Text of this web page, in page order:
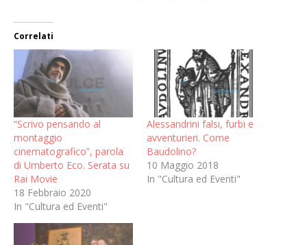
Correlati
“Scrivo pensando al
montaggio
cinematografico”, parola
di Umberto Eco. Serata su
Rai Movie
18 Febbraio 2020
In "Cultura ed Eventi"
Alessandrini falsi, furbi e
avventurieri. Come
Baudolino?
10 Maggio 2018
In "Cultura ed Eventi"